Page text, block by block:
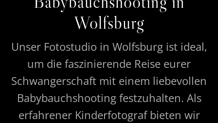
Wolfsburg
Unser Fotostudio in Wolfsburg ist ideal,
um die faszinierende Reise eurer
Schwangerschaft mit einem liebevollen
Babybauchshooting festzuhalten. Als
erfahrener Kinderfotograf bieten wir